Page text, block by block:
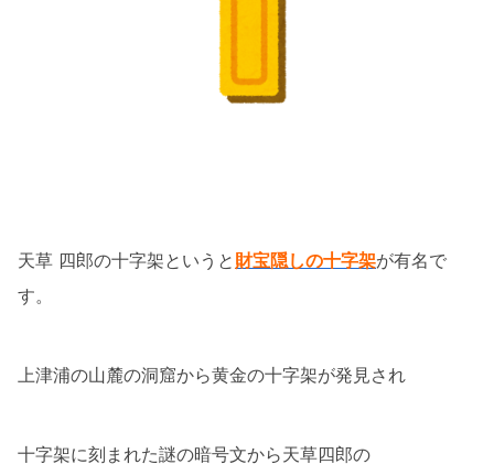
天草 四郎の十字架というと 財宝隠しの十字架が有名で
す。
上津浦の山麓の洞窟から黄金の十字架が発見され
十字架に刻まれた謎の暗号文から天草四郎の